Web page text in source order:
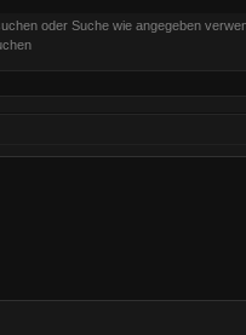
oder Suche wie angegeben